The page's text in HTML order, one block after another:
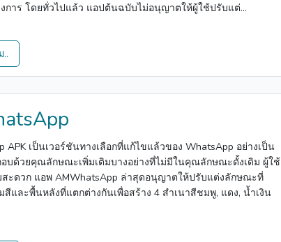
การ โดยทั่วไปแล้ว แอปต้นฉบับไม่อนุญาตให้ผู้ใช้ปรับแต่...
..
APK เป็นเวอร์ชันทางเลือกที่แก้ไขแล้วของ WhatsApp อย่างเป็น
อบด้วยคุณลักษณะเพิ่มเติมบางอย่างที่ไม่มีในคุณลักษณะดั้งเดิม ผู้ใช้
สะดวก แอพ AMWhatsApp ล่าสุดอนุญาตให้ปรับแต่งลักษณะที่
สีและพื้นหลังที่แตกต่างกันเพื่อสร้าง 4 สำเนาสีชมพู, แดง, น้ำเงิน